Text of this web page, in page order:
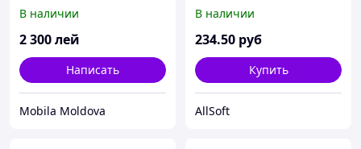
В наличии
2 300лей
Написать
Mobila Moldova
В наличии
234.50 руб
Купить
AllSoft